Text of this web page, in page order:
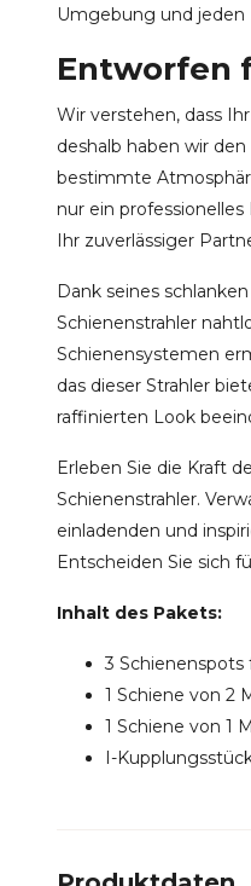
Umgebung und
Entworfen
Wir verstehen, dass
deshalb haben wir
bestimmte
nur ein
Ihr zuverlässiger
Dank seines
Schienenstrahler
Schienensystemen
das dieser Strahler
raffinierten Look
Erleben Sie die Kraft
Schienenstrahler.
einladenden und
Entscheiden Sie sich
Inhalt des Pakets:
3 Schienenspots
1 Schiene von 2
1 Schiene von 1
I-